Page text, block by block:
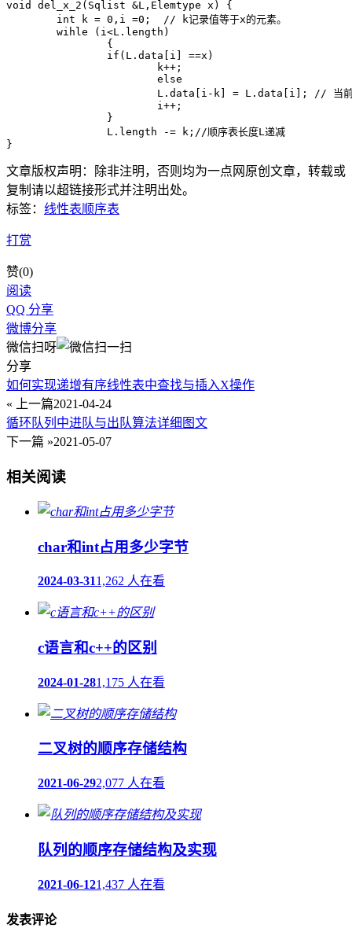
void del_x_2(Sqlist &L,Elemtype x) {
文章版权声明：除非注明，否则均为一点网 原创文章，转载或
复制请以超链接形式并注明出处。
标签： 线性表顺序表
打赏
赞(0)
阅读
QQ 分享
微博分享
微信扫呀
分享
如何实现递增有序线性表中查找与插入X操作
« 上一篇2021-04-24
循环队列中进队与出队算法详细图文
下一篇 »2021-05-07
相关阅读
char和int占用多少字节
2024-03-311,262 人在看
c语言和c++的区别
2024-01-281,175 人在看
二叉树的顺序存储结构
2021-06-292,077 人在看
队列的顺序存储结构及实现
2021-06-121,437 人在看
发表评论